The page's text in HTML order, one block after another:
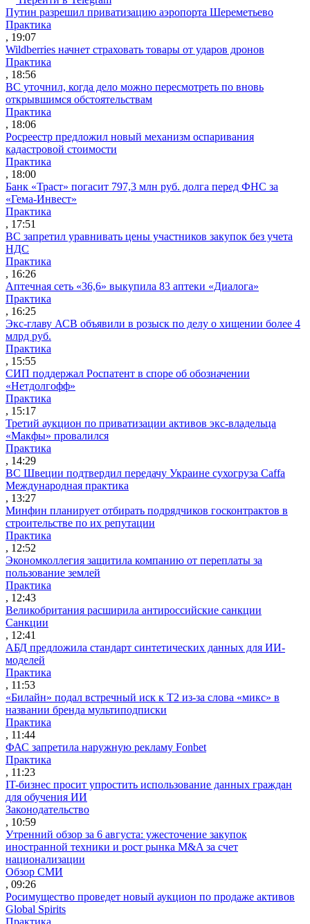
Путин разрешил приватизацию аэропорта Шереметьево
Практика
, 19:07
Wildberries начнет страховать товары от ударов дронов
Практика
, 18:56
ВС уточнил, когда дело можно пересмотреть по вновь
открывшимся обстоятельствам
Практика
, 18:06
Росреестр предложил новый механизм оспаривания
кадастровой стоимости
Практика
, 18:00
Банк «Траст» погасит 797,3 млн руб. долга перед ФНС за
«Гема-Инвест»
Практика
, 17:51
ВС запретил уравнивать цены участников закупок без учета
НДС
Практика
, 16:26
Аптечная сеть «36,6» выкупила 83 аптеки «Диалога»
Практика
, 16:25
Экс-главу АСВ объявили в розыск по делу о хищении более 4
млрд руб.
Практика
, 15:55
СИП поддержал Роспатент в споре об обозначении
«Нетдолгофф»
Практика
, 15:17
Третий аукцион по приватизации активов экс-владельца
«Макфы» провалился
Практика
, 14:29
ВС Швеции подтвердил передачу Украине сухогруза Caffa
Международная практика
, 13:27
Минфин планирует отбирать подрядчиков госконтрактов в
строительстве по их репутации
Практика
, 12:52
Экономколлегия защитила компанию от переплаты за
пользование землей
Практика
, 12:43
Великобритания расширила антироссийские санкции
Санкции
, 12:41
АБД предложила стандарт синтетических данных для ИИ-
моделей
Практика
, 11:53
«Билайн» подал встречный иск к Т2 из-за слова «микс» в
названии бренда мультиподписки
Практика
, 11:44
ФАС запретила наружную рекламу Fonbet
Практика
, 11:23
IT-бизнес просит упростить использование данных граждан
для обучения ИИ
Законодательство
, 10:59
Утренний обзор за 6 августа: ужесточение закупок
иностранной техники и рост рынка M&A за счет
национализации
Обзор СМИ
, 09:26
Росимущество проведет новый аукцион по продаже активов
Global Spirits
Практика